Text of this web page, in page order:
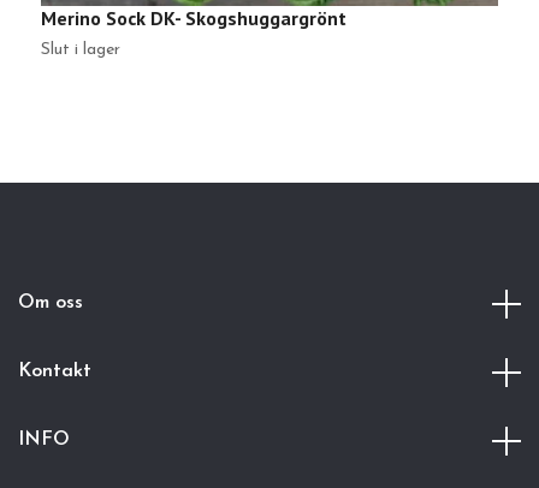
Merino Sock DK- Skogshuggargrönt
Slut i lager
Om oss
Kontakt
INFO